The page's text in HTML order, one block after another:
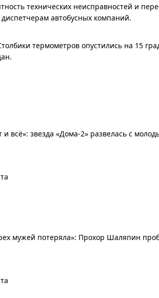
технических неисправностей и
автобусных компаний.
термометров опустились на 15
и всё»: звезда «Дома-2» развелась с
мужей потеряла»: Прохор Шаляпин